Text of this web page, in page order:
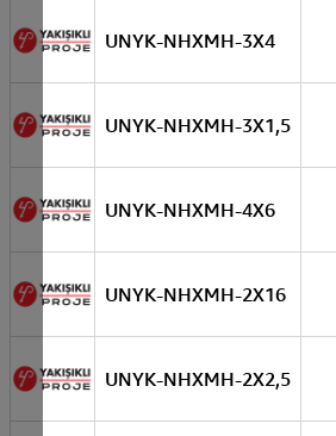
UNYK-NHXMH-3X4
UNYK-NHXMH-3X1,5
UNYK-NHXMH-4X6
UNYK-NHXMH-2X16
UNYK-NHXMH-2X2,5